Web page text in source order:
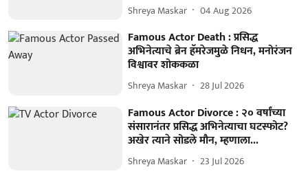
Shreya Maskar 04 Aug 2026
Famous Actor Death : प्रसिद्ध
अभिनेत्याचे ब्रेन हॅमरेजमुळे निधन, मनोरंजन
विश्वावर शोककळा
Shreya Maskar 28 Jul 2026
Famous Actor Divorce : २० वर्षांच्या
संसारानंतर प्रसिद्ध अभिनेत्याचा घटस्फोट?
अखेर त्याने सोडले मौन, म्हणाला...
Shreya Maskar 23 Jul 2026